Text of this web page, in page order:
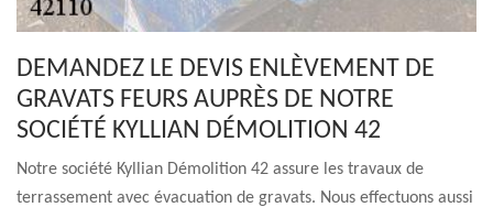
DEMANDEZ LE DEVIS ENLÈVEMENT DE
GRAVATS FEURS AUPRÈS DE NOTRE
SOCIÉTÉ KYLLIAN DÉMOLITION 42
Notre société Kyllian Démolition 42 assure les travaux de
terrassement avec évacuation de gravats. Nous effectuons aussi